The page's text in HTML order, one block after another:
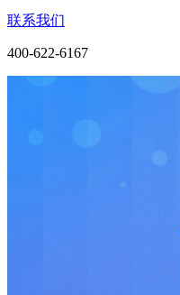
联系我们
400-622-6167